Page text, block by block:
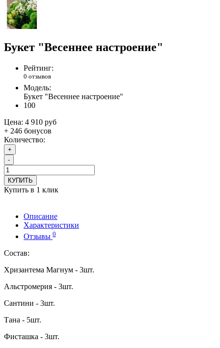
Букет "Весеннее настроение"
Рейтинг:
0 отзывов
Модель:
Букет "Весеннее настроение"
100
Цена: 4 910 руб
+ 246 бонусов
Количество:
+
-
КУПИТЬ
Купить в 1 клик
Описание
Характеристики
Отзывы 0
Состав:
Хризантема Магнум - 3шт.
Альстромерия - 3шт.
Сантини - 3шт.
Тана - 5шт.
Фисташка - 3шт.